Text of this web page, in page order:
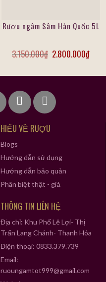
Rượu ngâm Sâm Hàn Quốc 5L
3.150.000₫ 2.800.000₫
HIỂU VỀ RƯỢU
Blogs
Hướng dẫn sử dụng
Hướng dẫn bảo quản
Phân biệt thật - giả
THÔNG TIN LIÊN HỆ
Địa chỉ: Khu Phố Lê Lợi- Thị
Trấn Lang Chánh- Thanh Hóa
Điện thoại: 0833.379.739
Email:
ruoungamtot999@gmail.com